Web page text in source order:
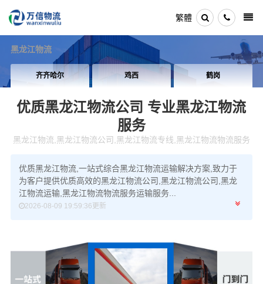
繁體
黑龙江物流
齐齐哈尔 鸡西 鹤岗
优质黑龙江物流公司 专业黑龙江物流
服务
黑龙江物流,黑龙江物流公司,黑龙江物流专线,黑龙江物流物流服务
优质黑龙江物流,一站式综合黑龙江物流运输解决方案,致力于
为客户提供优质高效的黑龙江物流公司,黑龙江物流公司,黑龙
江物流运输,黑龙江物流物流服务运输服务...
2026-08-09 19:59:36更新